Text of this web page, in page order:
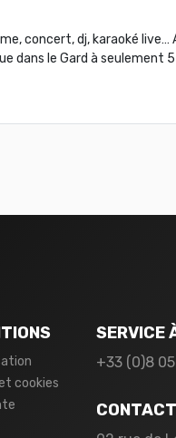
concert, dj, karaoké
dans le Gard à seulement
cookies
SERVICE
+33 (0)8
CONTACT